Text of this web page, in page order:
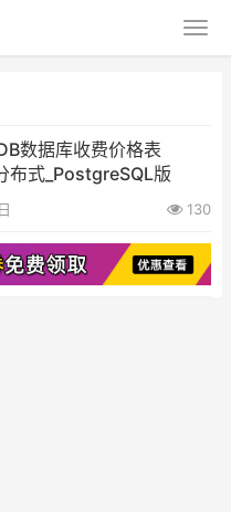
数据库收费价格表
布式_PostgreSQL版
130